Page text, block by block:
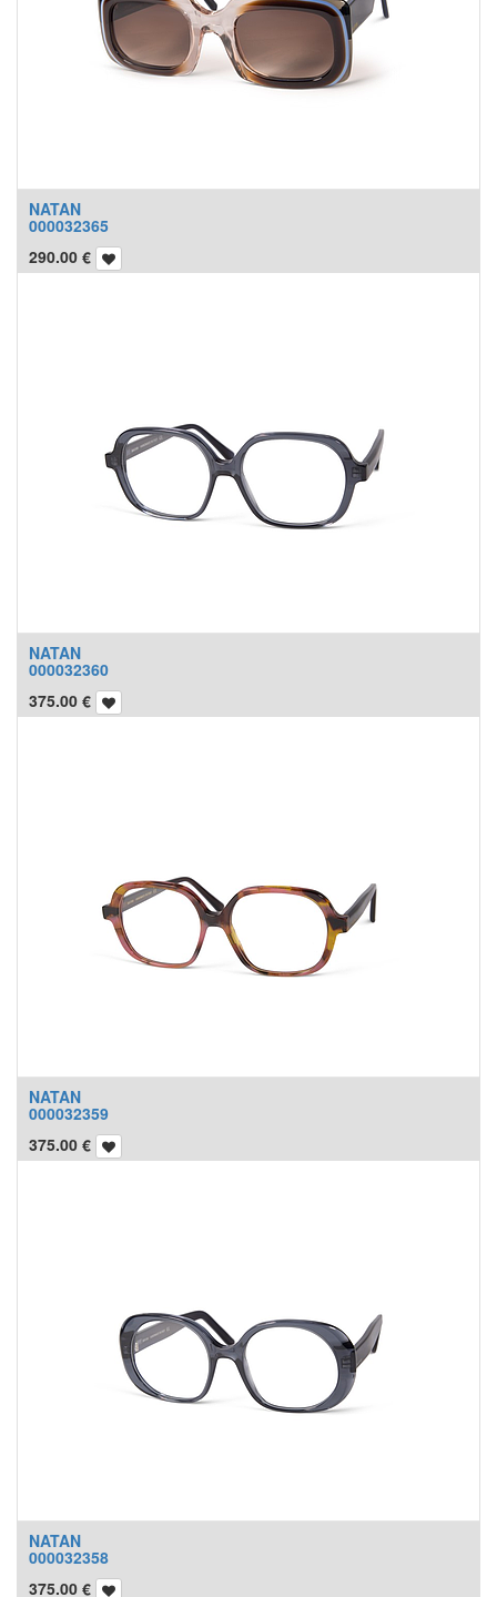
NATAN
000032365
290.00 €
NATAN
000032360
375.00 €
NATAN
000032359
375.00 €
NATAN
000032358
375.00 €